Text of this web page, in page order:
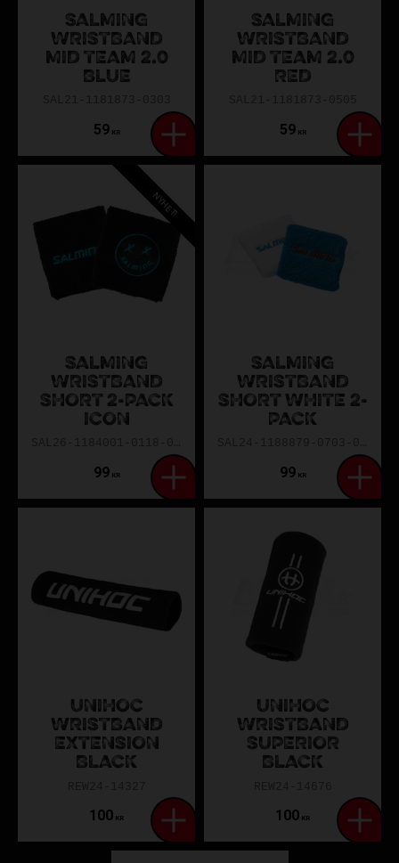
SALMING
WRISTBAND
MID TEAM 2.0
BLUE
59KR
SALMING
WRISTBAND
MID TEAM 2.0
RED
59KR
SALMING
WRISTBAND
SHORT 2-PACK
ICON
99KR
NYHET!
SALMING
WRISTBAND
SHORT WHITE 2-
PACK
99KR
UNIHOC
WRISTBAND
EXTENSION
BLACK
100 KR
UNIHOC
WRISTBAND
SUPERIOR
BLACK
100 KR